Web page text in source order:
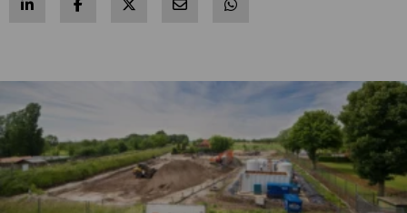
Share on LinkedIn
Share on Facebook
Share on XShare via e-mailShare via WhatsApp